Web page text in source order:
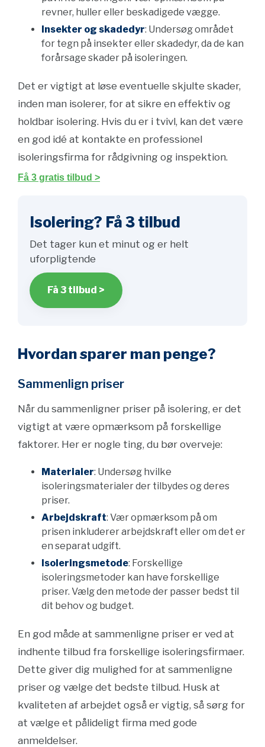
revner, huller eller beskadigede vægge.
Insekter og skadedyr: Undersøg området
for tegn på insekter eller skadedyr, da de kan
forårsage skader på isoleringen.
Det er vigtigt at løse eventuelle skjulte skader,
inden man isolerer, for at sikre en effektiv og
holdbar isolering. Hvis du er i tvivl, kan det være
en god idé at kontakte en professionel
isoleringsfirma for rådgivning og inspektion.
Få 3 gratis tilbud >
Isolering? Få 3 tilbud
Det tager kun et minut og er helt
uforpligtende
Få 3 tilbud >
Hvordan sparer man penge?
Sammenlign priser
Når du sammenligner priser på isolering, er det
vigtigt at være opmærksom på forskellige
faktorer. Her er nogle ting, du bør overveje:
Materialer: Undersøg hvilke
isoleringsmaterialer der tilbydes og deres
priser.
Arbejdskraft: Vær opmærksom på om
prisen inkluderer arbejdskraft eller om det er
en separat udgift.
Isoleringsmetode: Forskellige
isoleringsmetoder kan have forskellige
priser. Vælg den metode der passer bedst til
dit behov og budget.
En god måde at sammenligne priser er ved at
indhente tilbud fra forskellige isoleringsfirmaer.
Dette giver dig mulighed for at sammenligne
priser og vælge det bedste tilbud. Husk at
kvaliteten af arbejdet også er vigtig, så sørg for
at vælge et pålideligt firma med gode
anmeldelser.